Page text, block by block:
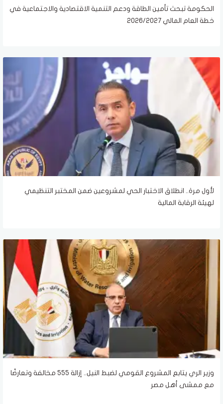
الحكومة تبحث تأمين الطاقة ودعم التنمية الاقتصادية والاجتماعية في
خطة العام المالي 2026/2027
لأول مرة.. انطلاق الاختبار الحي لمشروعين ضمن المختبر التنظيمي
لهيئة الرقابة المالية
وزير الري يتابع المشروع القومي لضبط النيل.. إزالة 555 مخالفة وتعارضًا
مع ممشى أهل مصر